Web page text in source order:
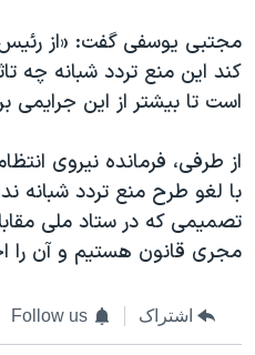
مجتبی یوسفی گفت: «از رئیس
کند این منع تردد شبانه چه
است تا بیشتر از این جرایمی
از طرفی، فرمانده نیر‌وی
با لغو طرح منع تردد شبانه
تصمیمی که در ستاد ملی
مجری قانون هستیم و آن را
اشتراک Follow us